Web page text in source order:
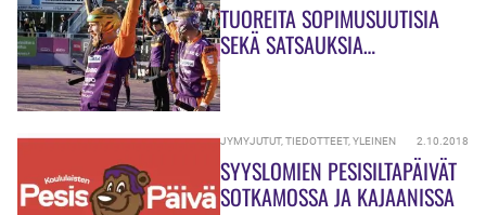
TUOREITA SOPIMUSUUTISIA
SEKÄ SATSAUKSIA
JYMYJUTUT,TIEDOTTEET,YLEINEN 2.10.2018
SYYSLOMIEN PESISILTAPÄIVÄT
SOTKAMOSSA JA KAJAANISSA